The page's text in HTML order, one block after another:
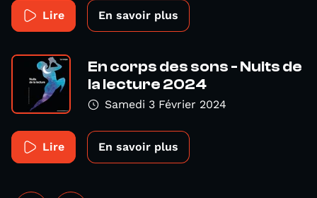
Lire En savoir plus
En corps des sons - Nuits de
la lecture 2024
Samedi 3 Février 2024
Lire En savoir plus